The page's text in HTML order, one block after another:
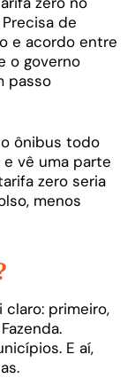
de
e acordo entre
o governo
passo
ônibus todo
vê uma parte
zero seria
menos
claro: primeiro,
E aí,